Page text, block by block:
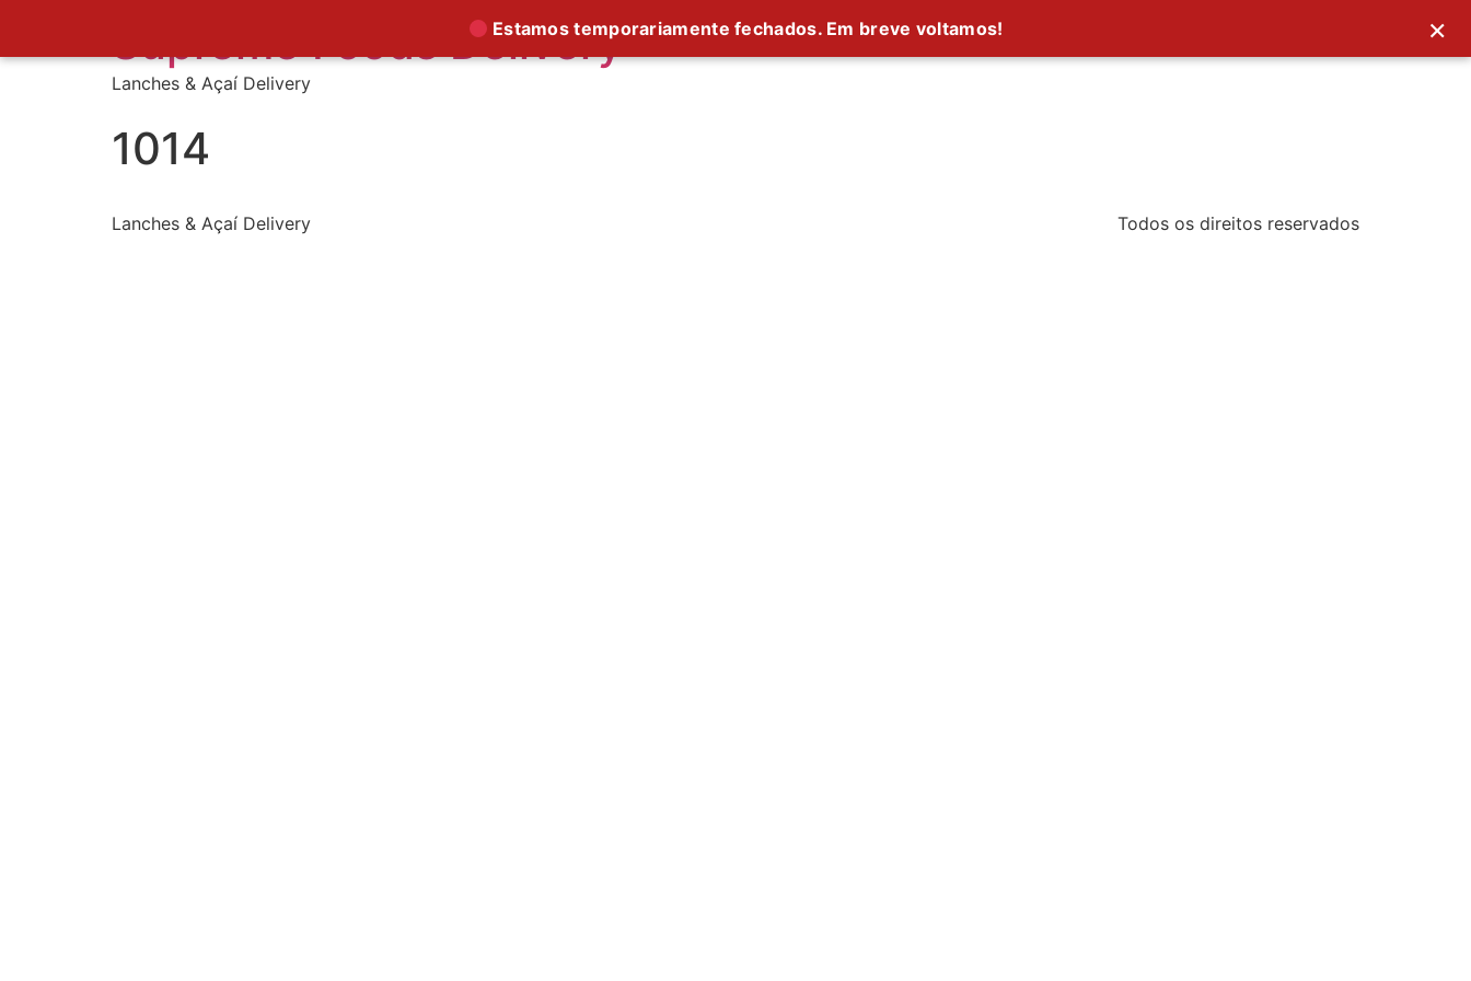
Supreme Foods Delivery
Lanches & Açaí Delivery
1014
Lanches & Açaí Delivery Todos os direitos reservados
×
Estamos temporariamente fechados. Em breve voltamos!